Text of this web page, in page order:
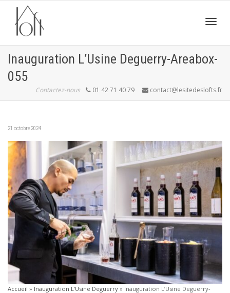
Inauguration L’Usine Deguerry-Areabox-
055
Contactez-nous 01 42 71 40 79 contact@lesitedeslofts.fr
21 octobre 2024
Accueil » Inauguration L’Usine Deguerry » Inauguration L’Usine Deguerry-